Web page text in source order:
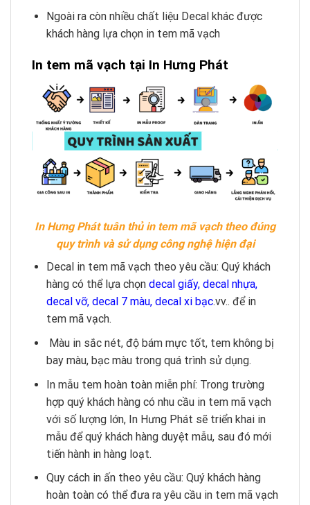
Ngoài ra còn nhiều chất liệu Decal khác được
khách hàng lựa chọn in tem mã vạch
In tem mã vạch tại In Hưng Phát
In Hưng Phát tuân thủ in tem mã vạch theo đúng
quy trình và sử dụng công nghệ hiện đại
Decal in tem mã vạch theo yêu cầu: Quý khách
hàng có thể lựa chọn decal giấy, decal nhựa,
decal vỡ, decal 7 màu, decal xi bạc.vv.. để in
tem mã vạch.
Màu in sắc nét, độ bám mực tốt, tem không bị
bay màu, bạc màu trong quá trình sử dụng.
In mẫu tem hoàn toàn miễn phí: Trong trường
hợp quý khách hàng có nhu cầu in tem mã vạch
với số lượng lớn, In Hưng Phát sẽ triển khai in
mẫu để quý khách hàng duyệt mẫu, sau đó mới
tiến hành in hàng loạt.
Quy cách in ấn theo yêu cầu: Quý khách hàng
hoàn toàn có thể đưa ra yêu cầu in tem mã vạch